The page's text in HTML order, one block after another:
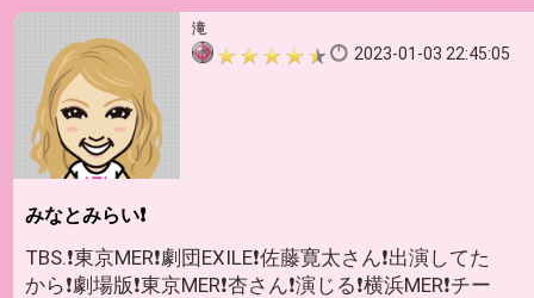
滝
2023-01-03 22:45:05
みなとみらい❗
TBS.❗東京MER❗劇団EXILE❗佐藤寛太さん❗出演してた
から❗劇場版❗東京MER❗杏さん❗演じる❗横浜MER❗チー